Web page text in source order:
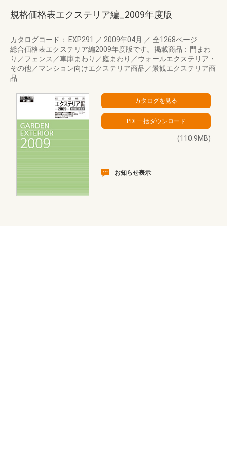
規格価格表エクステリア編_2009年度版
カタログコード： EXP291 ／ 2009年04月 ／ 全1268ページ
総合価格表エクステリア編2009年度版です。掲載商品：門まわ
り／フェンス／車庫まわり／庭まわり／ウォールエクステリア・
その他／マンション向けエクステリア商品／景観エクステリア商
品
(110.9MB)
お知らせ表示